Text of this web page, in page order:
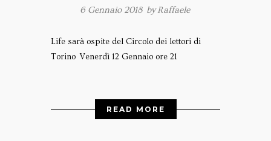
6 Gennaio 2018 byRaffaele
Life sarà ospite del Circolo dei lettori di
Torino Venerdì 12 Gennaio ore 21
READ MORE